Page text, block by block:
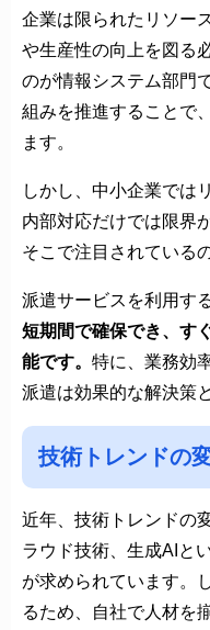
企業は限られたリソー
や生産性の向上を図る
のが情報システム部門
組みを推進することで
ます。
しかし、中小企業では
内部対応だけでは限界
そこで注目されている
派遣サービスを利用す
短期間で確保でき、す
能です。 特に、業務効
派遣は効果的な解決策
技術トレンドの
近年、技術トレンドの
ラウド技術、生成AIと
が求められています。
るため、自社で人材を